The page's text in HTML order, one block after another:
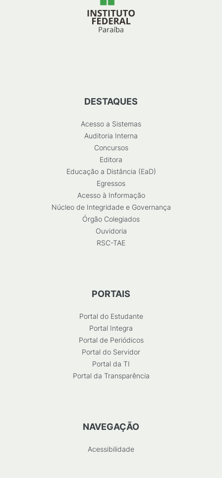
DESTAQUES
Acesso a Sistemas
Auditoria Interna
Concursos
Editora
Educação a Distância (EaD)
Egressos
Acesso à Informação
Núcleo de Integridade e Governança
Órgão Colegiados
Ouvidoria
RSC-TAE
PORTAIS
Portal do Estudante
Portal Integra
Portal de Periódicos
Portal do Servidor
Portal da TI
Portal da Transparência
NAVEGAÇÃO
Acessibilidade